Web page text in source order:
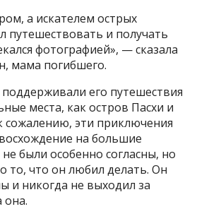
а искателем острых
и получать
фотографией», — сказала
мама погибшего.
его путешествия
места, как остров Пасхи и
сожалению, эти приключения
на большие
были особенно согласны, но
то, что он любил делать. Он
и никогда не выходил за
она.